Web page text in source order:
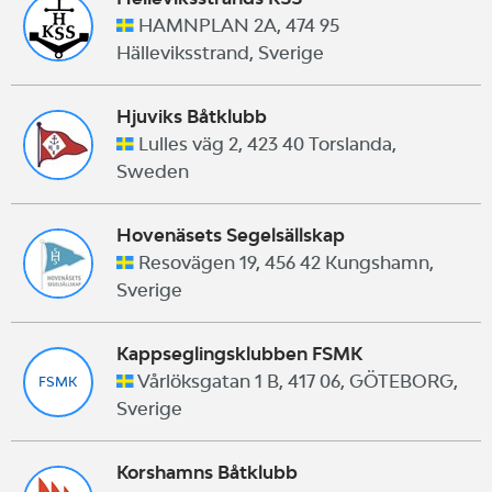
HAMNPLAN 2A, 474 95
Hälleviksstrand, Sverige
Hjuviks Båtklubb
Lulles väg 2, 423 40 Torslanda,
Sweden
Hovenäsets Segelsällskap
Resovägen 19, 456 42 Kungshamn,
Sverige
FSMK
Kappseglingsklubben FSMK
Vårlöksgatan 1 B, 417 06, GÖTEBORG,
Sverige
Korshamns Båtklubb